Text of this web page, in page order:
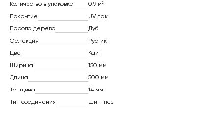
Количество в упаковке
0.9 м²
Покрытие
UV лак
Порода дерева
Дуб
Селекция
Рустик
Цвет
Кайт
Ширина
150 мм
Длина
500 мм
Толщина
14 мм
Тип соединения
шип-паз